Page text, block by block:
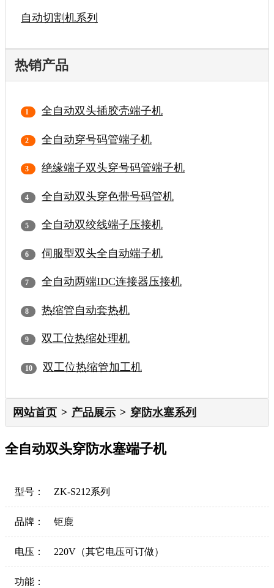
自动切割机系列
热销产品
全自动双头插胶壳端子机
全自动穿号码管端子机
绝缘端子双头穿号码管端子机
全自动双头穿色带号码管机
全自动双绞线端子压接机
伺服型双头全自动端子机
全自动两端IDC连接器压接机
热缩管自动套热机
双工位热缩处理机
双工位热缩管加工机
网站首页 产品展示 穿防水塞系列
全自动双头穿防水塞端子机
型号： ZK-S212系列
品牌： 钜鹿
电压： 220V（其它电压可订做）
功能：